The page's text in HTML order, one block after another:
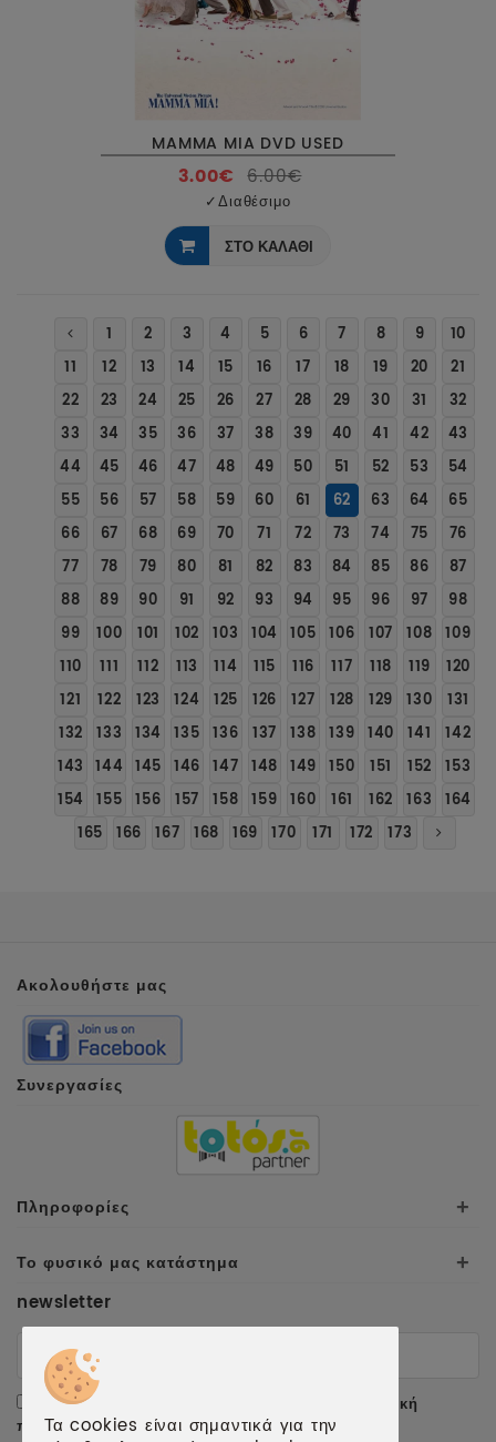
MAMMA MIA DVD USED
3.00€ 6.00€
✓Διαθέσιμο
ΣΤΟ ΚΑΛΑΘΙ
1 2 3 4 5 6 7 8 9
10
11
12 13 14 15 16 17 18 19 20
21
22
23 24 25 26 27 28 29 30 31
32
33
34 35 36 37 38 39 40 41 42
43
44
45 46 47 48 49 50 51 52 53
54
55
56 57 58 59 60 61 62 63 64
65
66
67 68 69 70 71 72 73 74 75
76
77
78 79 80 81 82 83 84 85 86
87
88
89 90 91 92 93 94 95 96 97
98
99
100 101 102 103 104 105 106 107 108 109
110
111 112 113 114 115 116 117 118 119
120
121
122 123 124 125 126 127 128 129 130
131
132
133 134 135 136 137 138 139 140 141
142
143 144 145 146 147 148 149 150 151 152
153
154
155 156 157 158 159 160 161 162 163
164
165
166 167 168 169 170 171 172 173
Ακολουθήστε μας
Συνεργασίες
Πληροφορίες +
Το φυσικό μας κατάστημα +
newsletter
Αποδέχομαι τους
πολιτική
προσωπικών δεδομένων.
Τα cookies είναι σημαντικά για την